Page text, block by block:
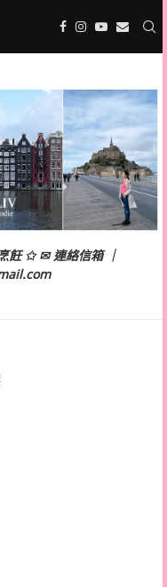
飪 ✩ ✉ 連絡信箱 ｜